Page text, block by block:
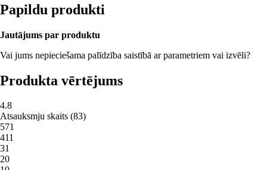
Papildu produkti
Jautājums par produktu
Vai jums nepieciešama palīdzība saistībā ar parametriem vai izvēli?
Produkta vērtējums
4.8
Atsauksmju skaits (83)
571
411
31
20